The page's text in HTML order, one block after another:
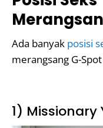
Ada banyak posisi
merangsang G-
1)